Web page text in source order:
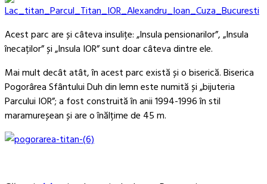
Acest parc are și câteva insulițe: „Insula pensionarilor”, „Insula
înecaților” și „Insula IOR” sunt doar câteva dintre ele.
Mai mult decât atât, în acest parc există și o biserică. Biserica
Pogorârea Sfântului Duh din lemn este numită și „bijuteria
Parcului IOR”; a fost construită în anii 1994-1996 în stil
maramureșean și are o înălțime de 45 m.